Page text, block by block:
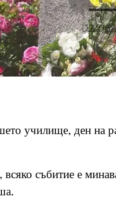
02/06/
училище, ден на
събитие е